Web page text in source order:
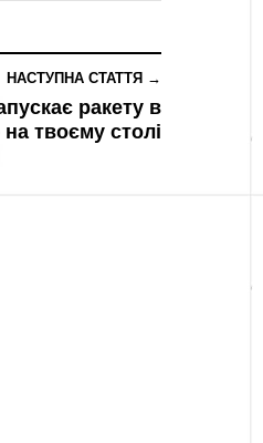
НАСТУПНА СТАТТЯ →
ракету в
твоєму столі